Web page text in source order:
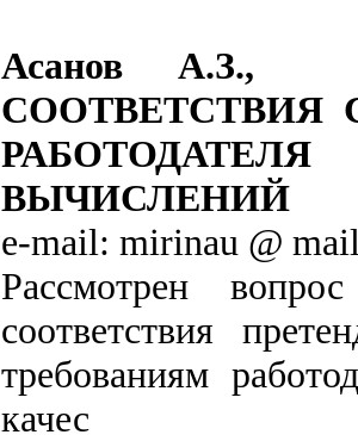
Асанов
СООТВЕТСТВИЯ
ВЫЧИСЛЕНИЙ
e-mail: mirinau @
Рассмотрен
соответствия
требованиям
качес